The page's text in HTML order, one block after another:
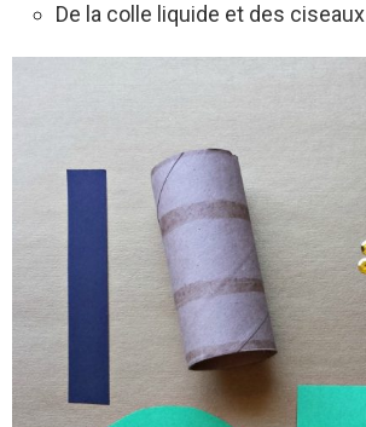
De la colle liquide et des ciseaux